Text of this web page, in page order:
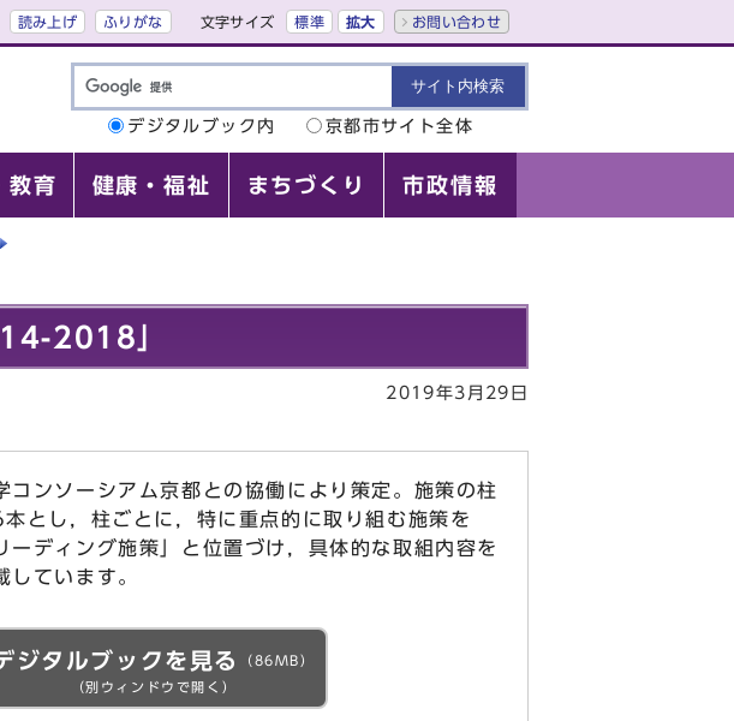
読み上げ ふりがな 文字サイズ 標準 拡大 お問い合わせ
デジタルブック内
京都市サイト全体
教育 健康・福祉 まちづくり 市政情報
2018」
2019年3月29日
コンソーシアム京都との協働により策定。施策の柱
本とし，柱ごとに，特に重点的に取り組む施策を
ーディング施策」と位置づけ，具体的な取組内容を
しています。
ジタルブックを見る
（86MB）
（別ウィンドウで開く）